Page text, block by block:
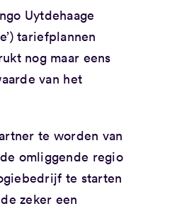
Uytdehaage
tariefplannen
nog maar eens
van het
te worden van
omliggende regio
te starten
zeker een